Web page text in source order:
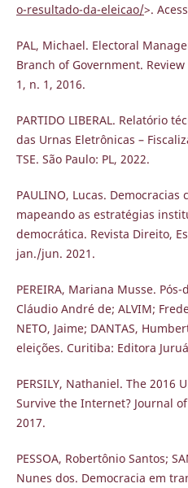
o-resultado-da-eleicao/>.
PAL, Michael. Electoral
Branch of Government.
1, n. 1, 2016.
PARTIDO LIBERAL. Relatório
das Urnas Eletrônicas –
TSE. São Paulo: PL, 2022.
PAULINO, Lucas.
mapeando as estratégias
democrática. Revista Direito,
jan./jun. 2021.
PEREIRA, Mariana Musse.
Cláudio André de; ALVIM;
NETO, Jaime; DANTAS,
eleições. Curitiba: Editora
PERSILY, Nathaniel. The 2016
Survive the Internet? Journal
2017.
PESSOA, Robertônio Santos;
Nunes dos. Democracia em